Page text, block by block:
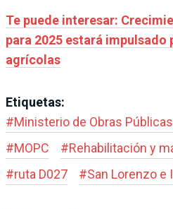
Te puede interesar:
para 2025 estará impulsado
agrícolas
Etiquetas:
#Ministerio de Obras
#MOPC #Rehabilitación y
#ruta D027 #San Lorenzo e